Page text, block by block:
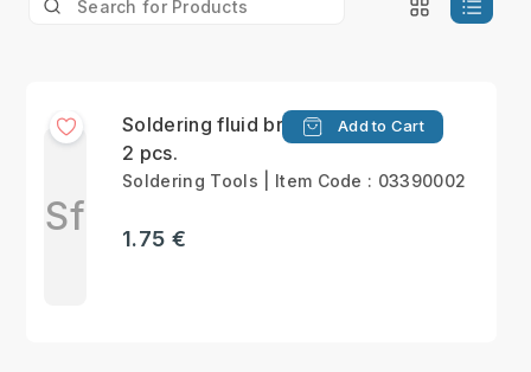
Sf
Soldering fluid brush,
2 pcs.
Add to Cart
Soldering Tools | Item Code : 03390002
1.75 €